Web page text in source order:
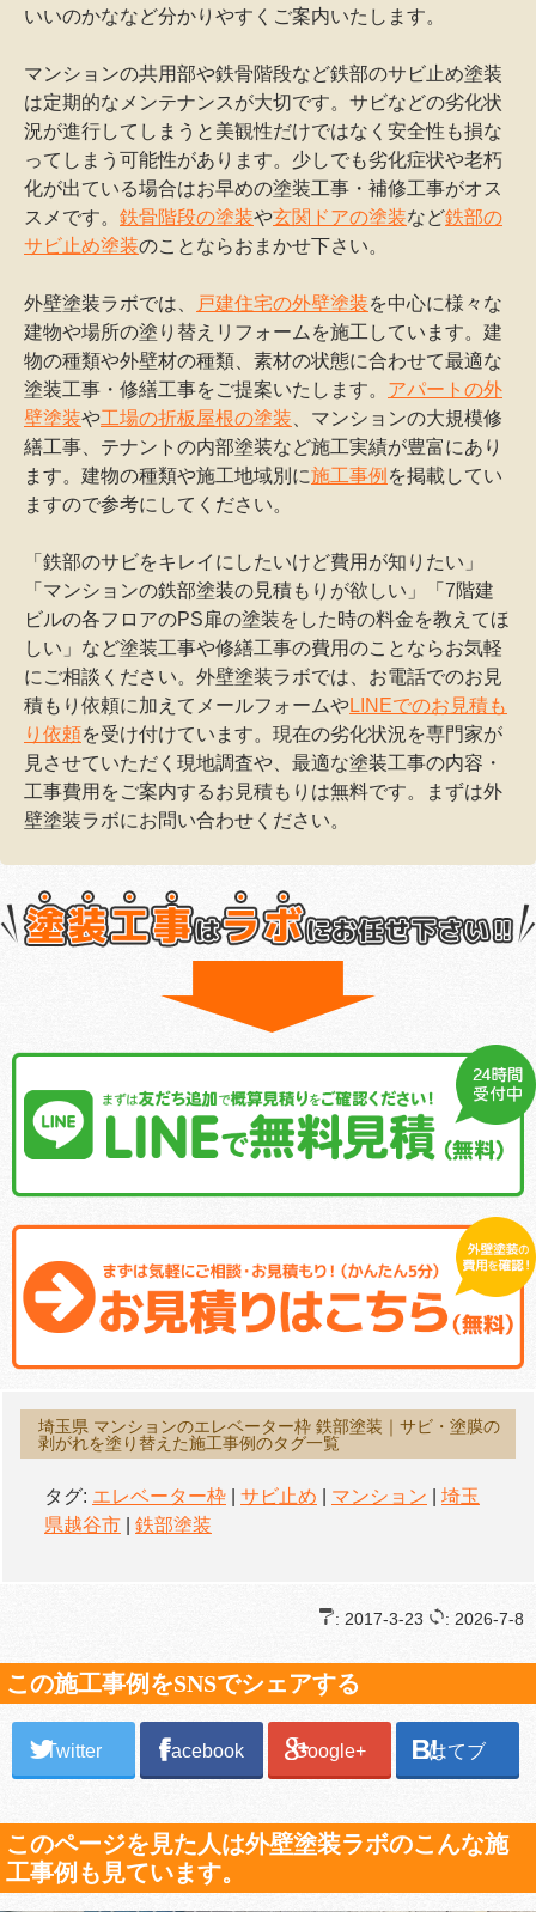
いいのかななど分かりやすくご案内いたします。
マンションの共用部や鉄骨階段など鉄部のサビ止め塗装
は定期的なメンテナンスが大切です。サビなどの劣化状
況が進行してしまうと美観性だけではなく安全性も損な
ってしまう可能性があります。少しでも劣化症状や老朽
化が出ている場合はお早めの塗装工事・補修工事がオス
スメです。 鉄骨階段の塗装や玄関ドアの塗装など鉄部の
サビ止め塗装のことならおまかせ下さい。
外壁塗装ラボでは、 戸建住宅の外壁塗装を中心に様々な
建物や場所の塗り替えリフォームを施工しています。建
物の種類や外壁材の種類、素材の状態に合わせて最適な
塗装工事・修繕工事をご提案いたします。 アパートの外
壁塗装や工場の折板屋根の塗装 、マンションの大規模修
繕工事、テナントの内部塗装など施工実績が豊富にあり
ます。建物の種類や施工地域別に施工事例 を掲載してい
ますので参考にしてください。
「鉄部のサビをキレイにしたいけど費用が知りたい」
「マンションの鉄部塗装の見積もりが欲しい」「7階建
ビルの各フロアのPS扉の塗装をした時の料金を教えてほ
しい」など塗装工事や修繕工事の費用のことならお気軽
にご相談ください。外壁塗装ラボでは、お電話でのお見
積もり依頼に加えてメールフォームやLINEでのお見積も
り依頼を受け付けています。現在の劣化状況を専門家が
見させていただく現地調査や、最適な塗装工事の内容・
工事費用をご案内するお見積もりは無料です。まずは外
壁塗装ラボにお問い合わせください。
埼玉県 マンションのエレベーター枠 鉄部塗装｜サビ・塗膜の
剥がれを塗り替えた施工事例のタグ一覧
タグ: エレベーター枠 サビ止め マンション
埼玉
県越谷市
鉄部塗装
: 2017-3-23 : 2026-7-8
この施工事例をSNSでシェアする
Twitter Facebook Google+ はてブ
このページを見た人は外壁塗装ラボのこんな施
工事例も見ています。